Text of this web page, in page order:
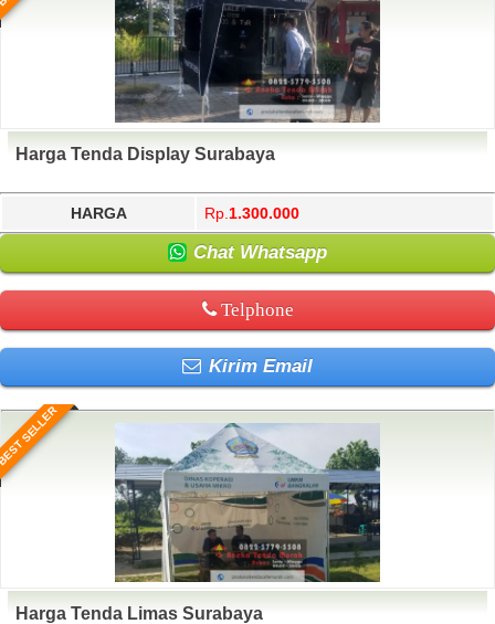
Harga Tenda Display Surabaya
HARGA Rp. 1.300.000
Chat Whatsapp
Telphone
Kirim Email
SELLER
Harga Tenda Limas Surabaya